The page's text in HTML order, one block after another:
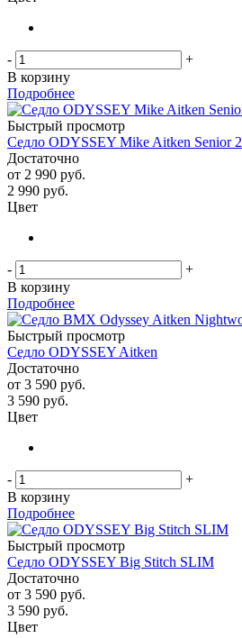
-
+
В корзину
Подробнее
Быстрый просмотр
Седло ODYSSEY Mike Aitken Senior 2
Достаточно
от 2 990 руб.
2 990 руб.
Цвет
-
+
В корзину
Подробнее
Быстрый просмотр
Седло ODYSSEY Aitken
Достаточно
от 3 590 руб.
3 590 руб.
Цвет
-
+
В корзину
Подробнее
Быстрый просмотр
Седло ODYSSEY Big Stitch SLIM
Достаточно
от 3 590 руб.
3 590 руб.
Цвет